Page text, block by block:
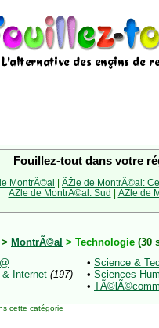
Fouillez-tout dans votre
MontrÃ©al | ÃŽle de MontrÃ©al:
ÃŽle de MontrÃ©al: Sud | ÃŽle de
> MontrÃ©al > Technologie (30
& Internet (197)
• Science &
• Sciences
•
cette catégorie